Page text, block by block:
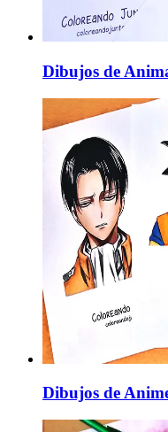
Dibujos de
Dibujos de